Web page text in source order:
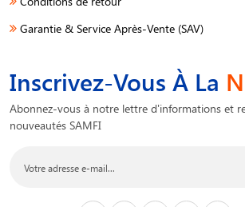
Garantie & Service Après-Vente (SAV)
Inscrivez-Vous À La
Abonnez-vous à notre lettre d'informations et
nouveautés SAMFI